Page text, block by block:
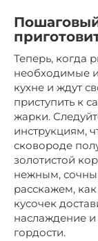
Теперь, когда
необходимые
кухне и ждут
приступить к
жарки.
инструкциям,
сковороде
золотистой
нежным,
расскажем,
кусочек
наслаждение
гордости.